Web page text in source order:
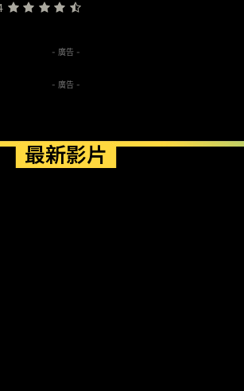
- 廣告 -
- 廣告 -
最新影片